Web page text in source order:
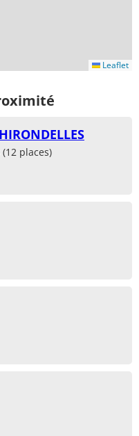
Leaflet
places)